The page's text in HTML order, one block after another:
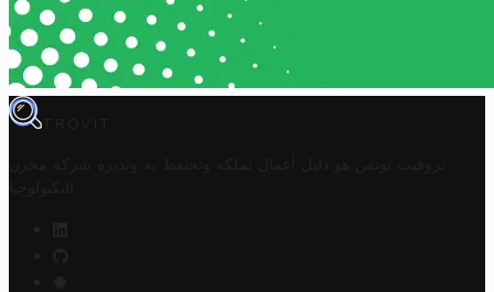
TROVIT
تروفيت تونس هو دليل أعمال تملكه وتحتفظ به وتديره
شركة مخزن
التكنولوجيا